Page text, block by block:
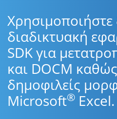
διαδικτυακή
SDK για
και DOCM
δημοφιλείς
Microsoft® Excel.